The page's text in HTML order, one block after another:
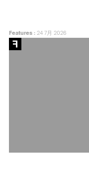
Features:24 7月 2026